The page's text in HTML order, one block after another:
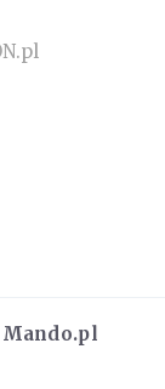
Mando.pl